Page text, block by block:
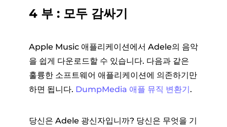
4 부 : 모두 감싸기
Apple Music 애플리케이션에서 Adele의 음악
을 쉽게 다운로드할 수 있습니다. 다음과 같은
훌륭한 소프트웨어 애플리케이션에 의존하기만
하면 됩니다. DumpMedia 애플 뮤직 변환기.
당신은 Adele 광신자입니까? 당신은 무엇을 기